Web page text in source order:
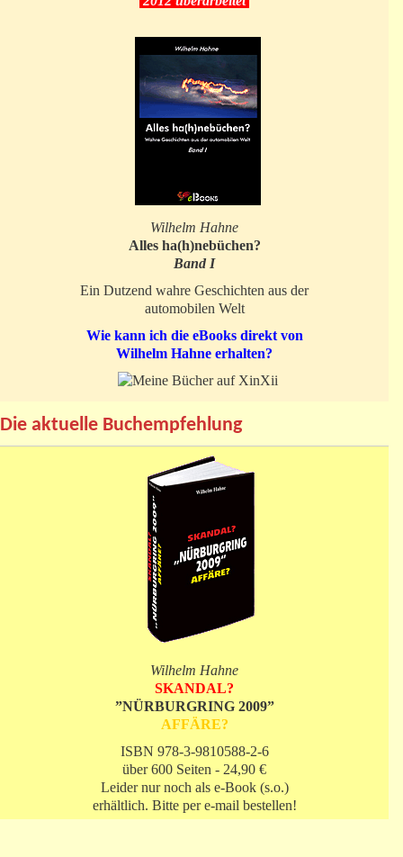
Wilhelm Hahne
Alles ha(h)nebüchen?
Band I
Ein Dutzend wahre Geschichten aus der
automobilen Welt
Wie kann ich die eBooks direkt von
Wilhelm Hahne erhalten?
Die aktuelle Buchempfehlung
Wilhelm Hahne
SKANDAL?
”NÜRBURGRING 2009”
AFFÄRE?
ISBN 978-3-9810588-2-6
über 600 Seiten - 24,90 €
Leider nur noch als e-Book (s.o.)
erhältlich. Bitte per e-mail bestellen!